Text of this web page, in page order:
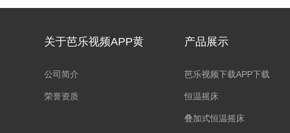
关于芭乐视频APP黄
公司简介
荣誉资质
产品展示
芭乐视频下载APP下载
恒温摇床
叠加式恒温摇床